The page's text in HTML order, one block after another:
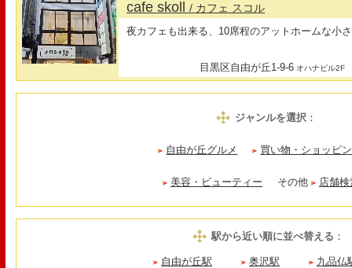
cafe skoll/ カフェ スコル
夜カフェも出来る、10席程のアットホームな小
目黒区自由が丘1-9-6 オハナビル2F
ジャンルを選択：
自由が丘グルメ 買い物・ショッピ
美容・ビューティー その他 店舗
駅から近い順に並べ替える ：
自由が丘駅 奥沢駅 九品仏